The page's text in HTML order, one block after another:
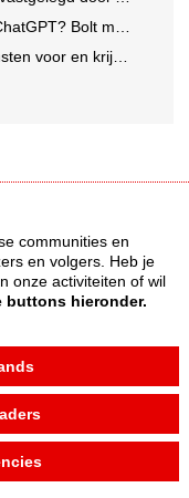
maakt het mogelijk
boete van €890 miljoen
communities en
en volgers. Heb je
onze activiteiten of wil
buttons hieronder.